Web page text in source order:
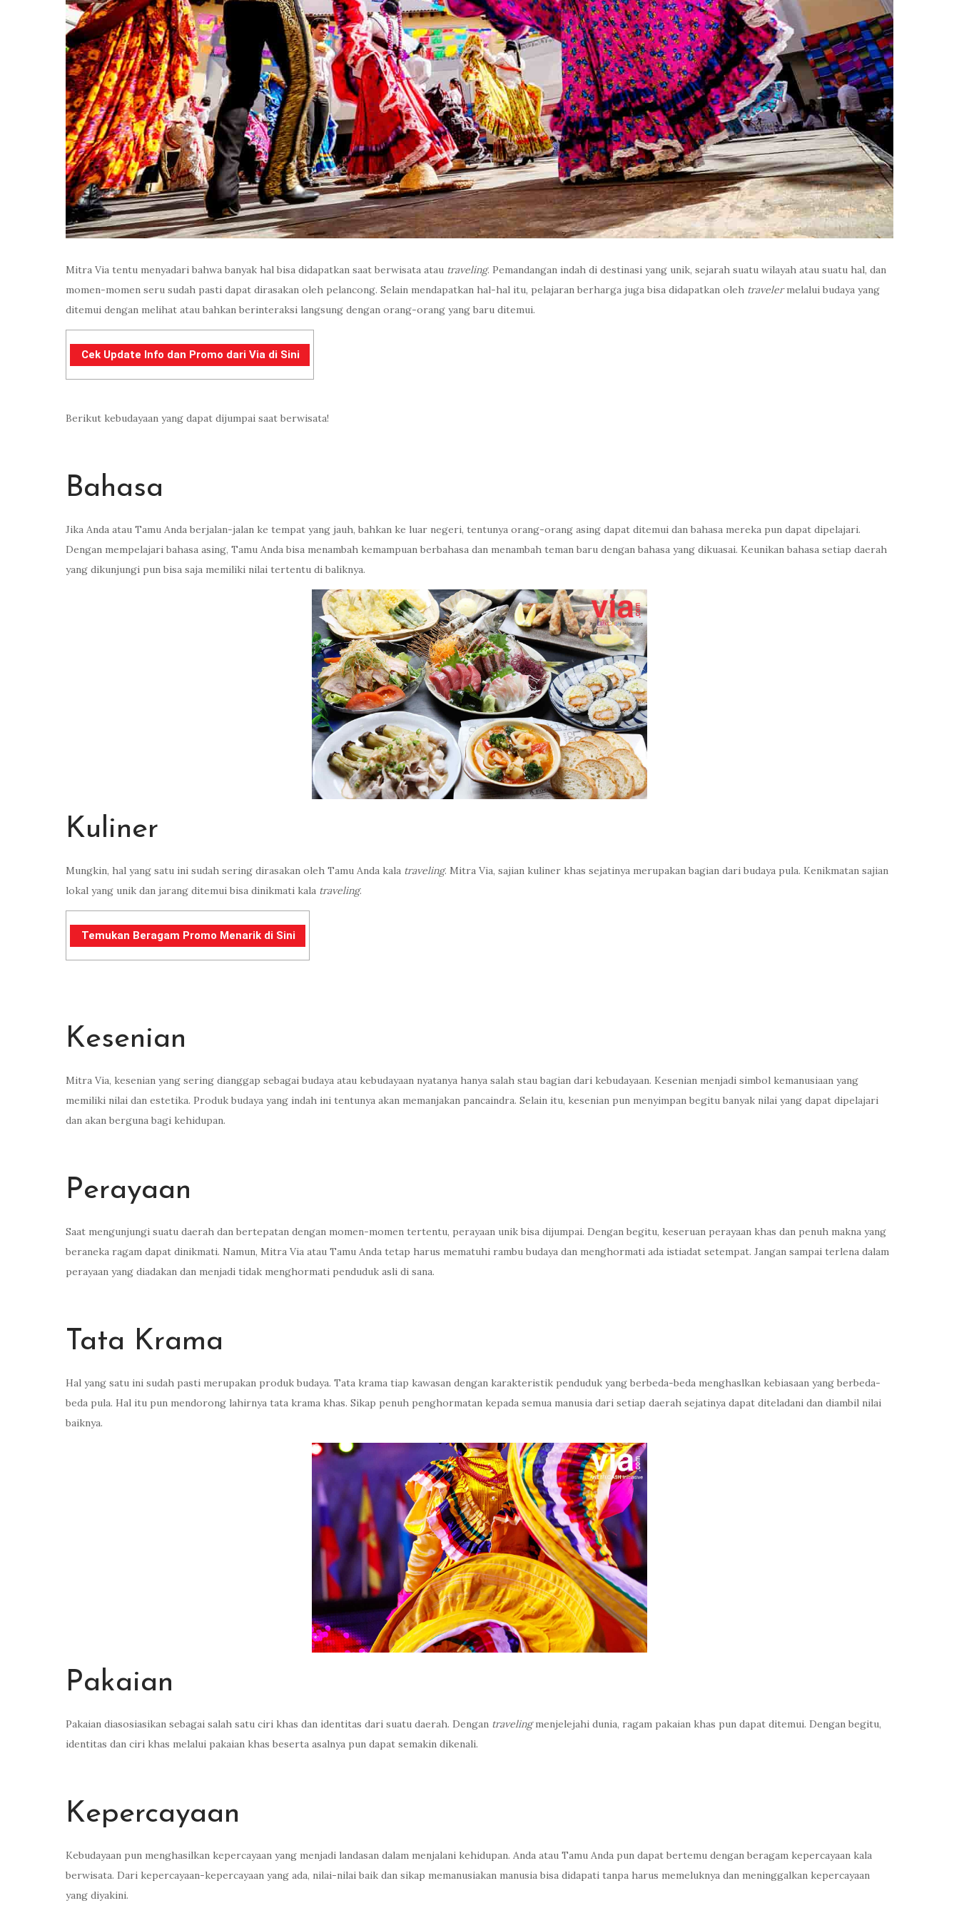
Mitra Via tentu menyadari bahwa banyak hal bisa didapatkan saat berwisata atau traveling. Pemandangan indah di destinasi yang unik, sejarah suatu wilayah atau suatu hal, dan
momen-momen seru sudah pasti dapat dirasakan oleh pelancong. Selain mendapatkan hal-hal itu, pelajaran berharga juga bisa didapatkan oleh travelermelalui budaya yang
ditemui dengan melihat atau bahkan berinteraksi langsung dengan orang-orang yang baru ditemui.
Cek Update Info dan Promo dari Via di Sini
Berikut kebudayaan yang dapat dijumpai saat berwisata!
Bahasa
Jika Anda atau Tamu Anda berjalan-jalan ke tempat yang jauh, bahkan ke luar negeri, tentunya orang-orang asing dapat ditemui dan bahasa mereka pun dapat dipelajari.
Dengan mempelajari bahasa asing, Tamu Anda bisa menambah kemampuan berbahasa dan menambah teman baru dengan bahasa yang dikuasai. Keunikan bahasa setiap daerah
yang dikunjungi pun bisa saja memiliki nilai tertentu di baliknya.
Kuliner
Mungkin, hal yang satu ini sudah sering dirasakan oleh Tamu Anda kala traveling. Mitra Via, sajian kuliner khas sejatinya merupakan bagian dari budaya pula. Kenikmatan sajian
lokal yang unik dan jarang ditemui bisa dinikmati kala traveling.
Temukan Beragam Promo Menarik di Sini
Kesenian
Mitra Via, kesenian yang sering dianggap sebagai budaya atau kebudayaan nyatanya hanya salah stau bagian dari kebudayaan. Kesenian menjadi simbol kemanusiaan yang
memiliki nilai dan estetika. Produk budaya yang indah ini tentunya akan memanjakan pancaindra. Selain itu, kesenian pun menyimpan begitu banyak nilai yang dapat dipelajari
dan akan berguna bagi kehidupan.
Perayaan
Saat mengunjungi suatu daerah dan bertepatan dengan momen-momen tertentu, perayaan unik bisa dijumpai. Dengan begitu, keseruan perayaan khas dan penuh makna yang
beraneka ragam dapat dinikmati. Namun, Mitra Via atau Tamu Anda tetap harus mematuhi rambu budaya dan menghormati ada istiadat setempat. Jangan sampai terlena dalam
perayaan yang diadakan dan menjadi tidak menghormati penduduk asli di sana.
Tata Krama
Hal yang satu ini sudah pasti merupakan produk budaya. Tata krama tiap kawasan dengan karakteristik penduduk yang berbeda-beda menghaslkan kebiasaan yang berbeda-
beda pula. Hal itu pun mendorong lahirnya tata krama khas. Sikap penuh penghormatan kepada semua manusia dari setiap daerah sejatinya dapat diteladani dan diambil nilai
baiknya.
Pakaian
Pakaian diasosiasikan sebagai salah satu ciri khas dan identitas dari suatu daerah. Dengan travelingmenjelejahi dunia, ragam pakaian khas pun dapat ditemui. Dengan begitu,
identitas dan ciri khas melalui pakaian khas beserta asalnya pun dapat semakin dikenali.
Kepercayaan
Kebudayaan pun menghasilkan kepercayaan yang menjadi landasan dalam menjalani kehidupan. Anda atau Tamu Anda pun dapat bertemu dengan beragam kepercayaan kala
berwisata. Dari kepercayaan-kepercayaan yang ada, nilai-nilai baik dan sikap memanusiakan manusia bisa didapati tanpa harus memeluknya dan meninggalkan kepercayaan
yang diyakini.